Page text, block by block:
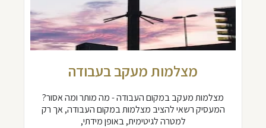
מצלמות מעקב בעבודה
מצלמות מעקב במקום העבודה - מה מותר ומה אסור?
המעסיק רשאי להציב מצלמות במקום העבודה, אך רק
למטרה לגיטימית, באופן מידתי,